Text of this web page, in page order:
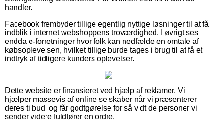
handler.
Facebook frembyder tillige egentlig nyttige løsninger til at få
indblik i internet webshoppens troværdighed. I øvrigt ses
endda e-forretninger hvor folk kan nedfælde en omtale af
købsoplevelsen, hvilket tillige burde tages i brug til at få et
indtryk af tidligere kunders oplevelser.
Dette website er finansieret ved hjælp af reklamer. Vi
hjælper massevis af online selskaber når vi præsenterer
deres tilbud, og får godtgørelse for så vidt de personer vi
sender videre fuldfører en ordre.